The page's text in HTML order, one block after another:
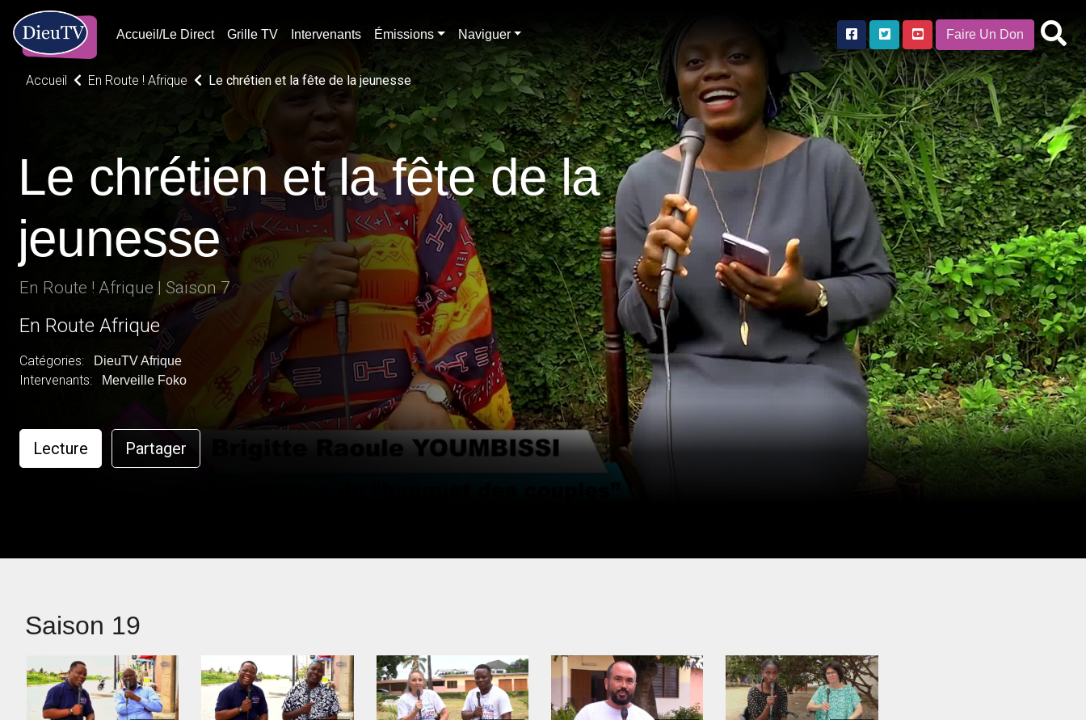
Accueil/Le Direct Grille TV Intervenants Émissions Naviguer Faire Un Don
Accueil En Route ! Afrique Le chrétien et la fête de la jeunesse
Le chrétien et la fête de la
jeunesse
En Route ! Afrique | Saison 7
En Route Afrique
Catégories: DieuTV Afrique
Intervenants: Merveille Foko
Lecture Partager
Saison 19